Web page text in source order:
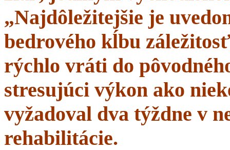
„Najdôležitejšie je
bedrového kĺbu
rýchlo vráti do
stresujúci výkon ako
vyžadoval dva týždne v
rehabilitácie.